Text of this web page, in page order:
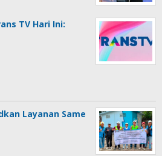
TV Hari Ini:
Layanan Same